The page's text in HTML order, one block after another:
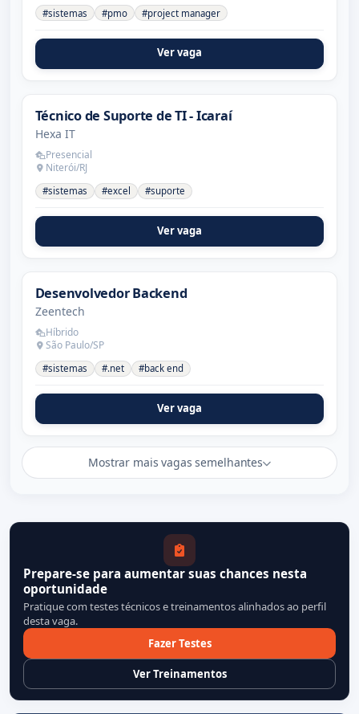
#sistemas #pmo #project manager
Ver vaga
Técnico de Suporte de TI - Icaraí
Hexa IT
Presencial
Niterói/RJ
#sistemas #excel #suporte
Ver vaga
Desenvolvedor Backend
Zeentech
Híbrido
São Paulo/SP
#sistemas #.net #back end
Ver vaga
Mostrar mais vagas semelhantes
Prepare-se para aumentar suas chances nesta
oportunidade
Pratique com testes técnicos e treinamentos alinhados ao perfil
desta vaga.
Fazer Testes
Ver Treinamentos